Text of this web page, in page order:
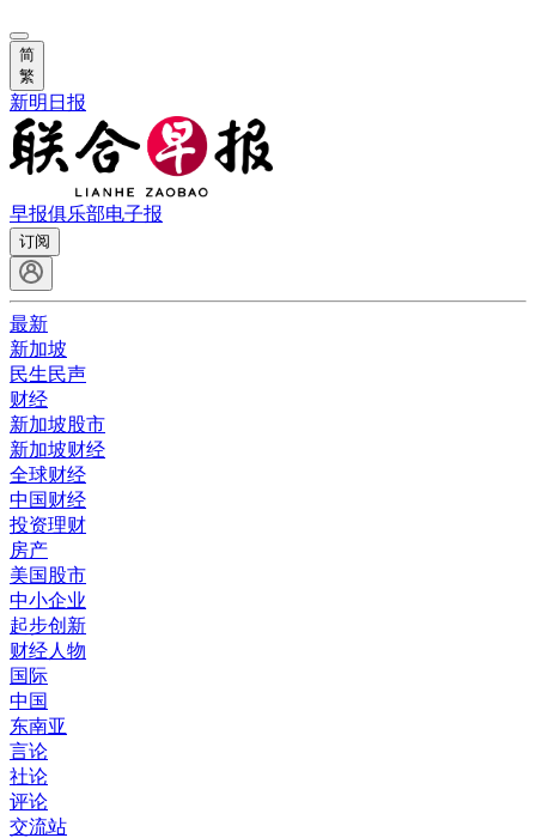
简
繁
新明日报
早报俱乐部电子报
订阅
最新
新加坡
民生民声
财经
新加坡股市
新加坡财经
全球财经
中国财经
投资理财
房产
美国股市
中小企业
起步创新
财经人物
国际
中国
东南亚
言论
社论
评论
交流站